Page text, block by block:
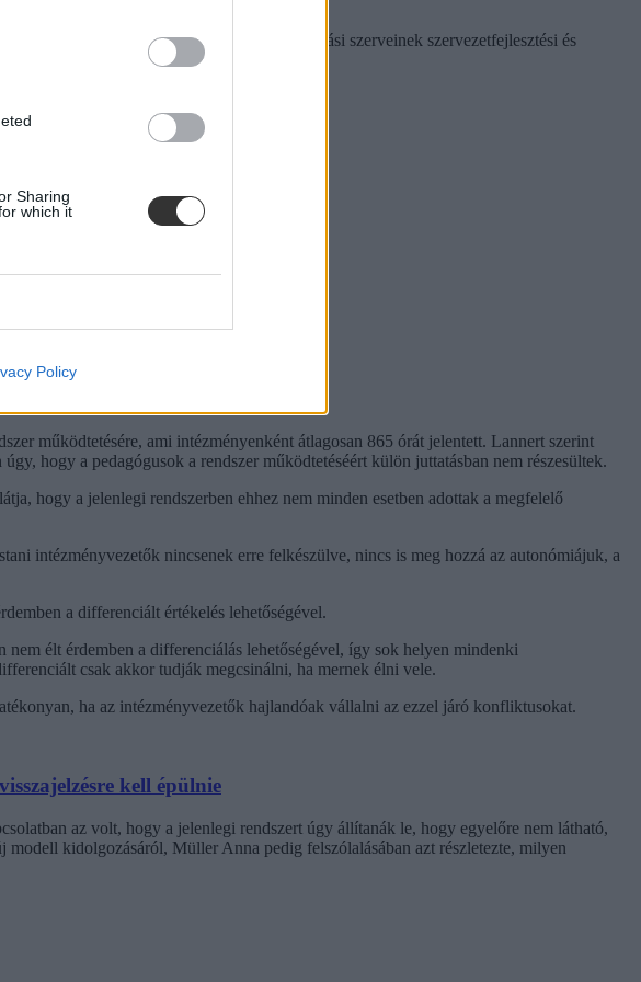
Sharing
which it
Policy
Oktatási és Kiképző Központ képzésigazgatási szerveinek szervezetfejlesztési és
működtetésére, ami intézményenként átlagosan 865 órát jelentett. Lannert szerint
hogy a pedagógusok a rendszer működtetéséért külön juttatásban nem részesültek.
hogy a jelenlegi rendszerben ehhez nem minden esetben adottak a megfelelő
intézményvezetők nincsenek erre felkészülve, nincs is meg hozzá az autonómiájuk, a
a differenciált értékelés lehetőségével.
élt érdemben a differenciálás lehetőségével, így sok helyen mindenki
csak akkor tudják megcsinálni, ha mernek élni vele.
ha az intézményvezetők hajlandóak vállalni az ezzel járó konfliktusokat.
kell épülnie
az volt, hogy a jelenlegi rendszert úgy állítanák le, hogy egyelőre nem látható,
kidolgozásáról, Müller Anna pedig felszólalásában azt részletezte, milyen